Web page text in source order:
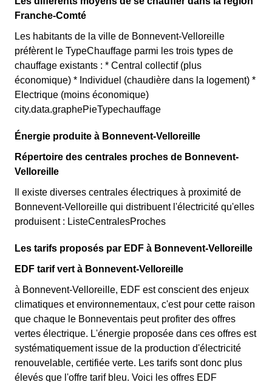
Franche-Comté
Les habitants de la ville de Bonnevent-Velloreille
préfèrent le TypeChauffage parmi les trois types de
chauffage existants : * Central collectif (plus
économique) * Individuel (chaudière dans la logement) *
Electrique (moins économique)
city.data.graphePieTypechauffage
Énergie produite à Bonnevent-Velloreille
Répertoire des centrales proches de Bonnevent-
Velloreille
Il existe diverses centrales électriques à proximité de
Bonnevent-Velloreille qui distribuent l'électricité qu'elles
produisent : ListeCentralesProches
Les tarifs proposés par EDF à Bonnevent-Velloreille
EDF tarif vert à Bonnevent-Velloreille
à Bonnevent-Velloreille, EDF est conscient des enjeux
climatiques et environnementaux, c'est pour cette raison
que chaque le Bonneventais peut profiter des offres
vertes électrique. L'énergie proposée dans ces offres est
systématiquement issue de la production d'électricité
renouvelable, certifiée verte. Les tarifs sont donc plus
élevés que l'offre tarif bleu. Voici les offres EDF